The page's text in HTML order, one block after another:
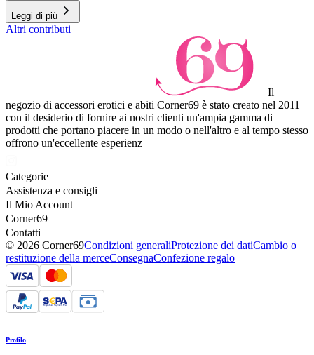
Leggi di più
Altri contributi
Il
negozio di accessori erotici e abiti Corner69 è stato creato nel 2011
con il desiderio di fornire ai nostri clienti un'ampia gamma di
prodotti che portano piacere in un modo o nell'altro e al tempo stesso
offrono un'eccellente esperienz
Categorie
Assistenza e consigli
Il Mio Account
Corner69
Contatti
© 2026 Corner69Condizioni generaliProtezione dei datiCambio o
restituzione della merceConsegnaConfezione regalo
Profilo